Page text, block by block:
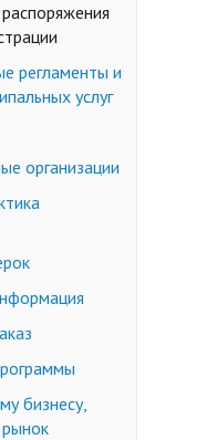
регламенты и
услуг
организации
бизнесу,